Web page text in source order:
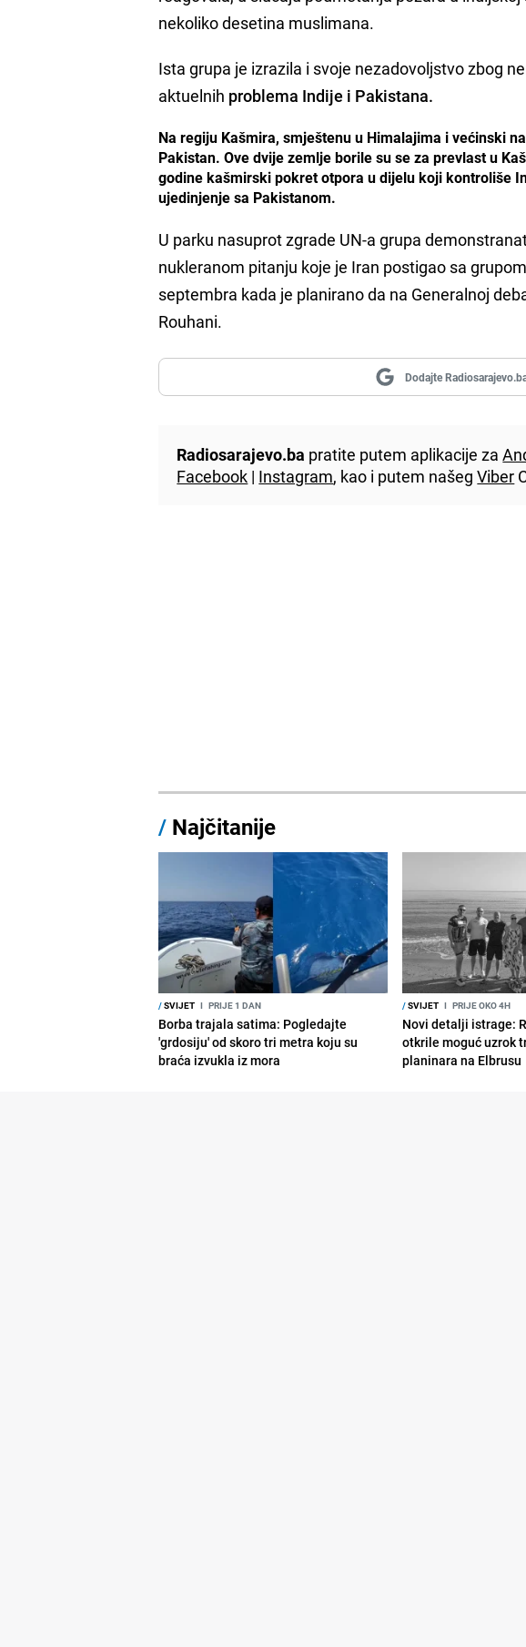
nekoliko desetina muslimana.
Ista grupa je izrazila i svoje nezadovoljstvo zbog
aktuelnih problema Indije i Pakistana.
Na regiju Kašmira, smještenu u Himalajima i većinski
Pakistan. Ove dvije zemlje borile su se za prevlast u
godine kašmirski pokret otpora u dijelu koji kontroliše
ujedinjenje sa Pakistanom.
U parku nasuprot zgrade UN-a grupa
nukleranom pitanju koje je Iran postigao sa
septembra kada je planirano da na Generalnoj
Rouhani.
Dodajte
Radiosarajevo.ba pratite putem aplikacije za
Facebook | Instagram, kao i putem našegViber
/ Najčitanije
/SVIJET I PRIJE 1 DAN
Borba trajala satima: Pogledajte
'grdosiju' od skoro tri metra koju su
braća izvukla iz mora
/SVIJET I PRIJE OKO 4H
Novi detalji istrage:
otkrile moguć uzrok
planinara na Elbrusu